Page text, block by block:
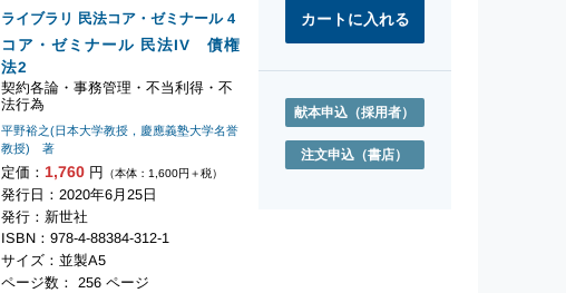
コア・ゼミナール 民法IV 債権
法2
契約各論・事務管理・不当利得・不
法行為
ライブラリ 民法コア・ゼミナール4
平野裕之(日本大学教授，慶應義塾大学名誉
教授) 著
定価： 1,760円 （本体：1,600円＋税）
発行日：2020年6月25日
発行：新世社
ISBN：978-4-88384-312-1
サイズ：並製A5
ページ数： 256 ページ
献本申込 （採用者）
注文申込 （書店）